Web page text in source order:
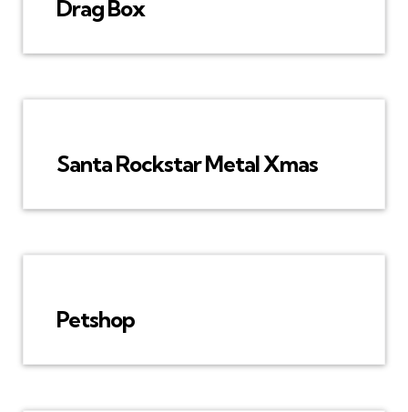
Drag Box
Santa Rockstar Metal Xmas
Petshop